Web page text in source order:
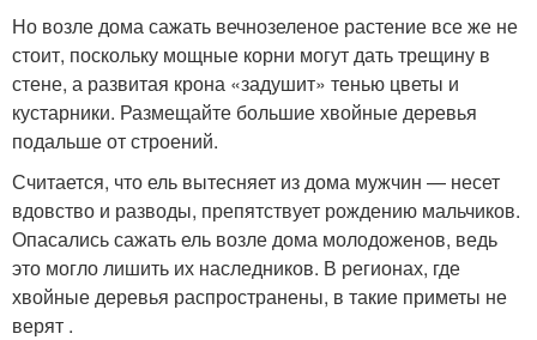
Но возле дома сажать вечнозеленое растение все же не
стоит, поскольку мощные корни могут дать трещину в
стене, а развитая крона «задушит» тенью цветы и
кустарники. Размещайте большие хвойные деревья
подальше от строений.
Считается, что ель вытесняет из дома мужчин — несет
вдовство и разводы, препятствует рождению мальчиков.
Опасались сажать ель возле дома молодоженов, ведь
это могло лишить их наследников. В регионах, где
хвойные деревья распространены, в такие приметы не
верят .